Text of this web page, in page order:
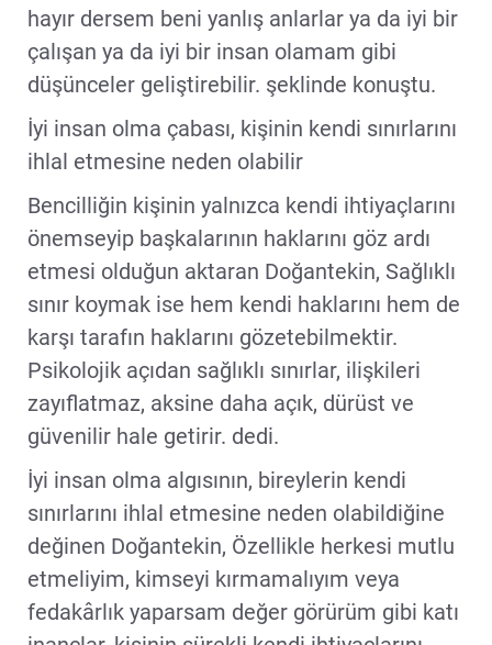
hayır dersem beni yanlış anlarlar ya da iyi bir
çalışan ya da iyi bir insan olamam gibi
düşünceler geliştirebilir. şeklinde konuştu.
İyi insan olma çabası, kişinin kendi sınırlarını
ihlal etmesine neden olabilir
Bencilliğin kişinin yalnızca kendi ihtiyaçlarını
önemseyip başkalarının haklarını göz ardı
etmesi olduğun aktaran Doğantekin, Sağlıklı
sınır koymak ise hem kendi haklarını hem de
karşı tarafın haklarını gözetebilmektir.
Psikolojik açıdan sağlıklı sınırlar, ilişkileri
zayıflatmaz, aksine daha açık, dürüst ve
güvenilir hale getirir. dedi.
İyi insan olma algısının, bireylerin kendi
sınırlarını ihlal etmesine neden olabildiğine
değinen Doğantekin, Özellikle herkesi mutlu
etmeliyim, kimseyi kırmamalıyım veya
fedakârlık yaparsam değer görürüm gibi katı